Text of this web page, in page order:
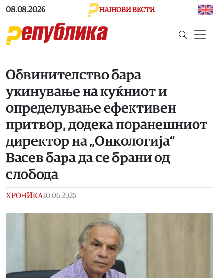
Skip to main content
08.08.2026 НАЈНОВИ ВЕСТИ
Обвинителство бара
укинување на куќниот и
определување ефективен
притвор, додека поранешниот
директор на „Онкологија“
Васев бара да се брани од
слобода
ХРОНИКА20.06.2025